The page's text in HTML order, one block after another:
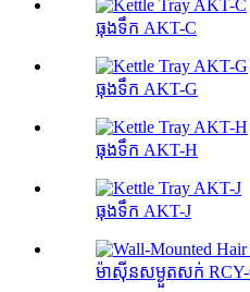
ធុងទឹក AKT-C
ធុងទឹក AKT-G
ធុងទឹក AKT-H
ធុងទឹក AKT-J
ម៉ាស៊ីនសម្ងួតសក់ RCY-